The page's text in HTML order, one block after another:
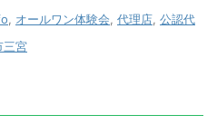
オールワン体験会 代理店 公認代
三宮